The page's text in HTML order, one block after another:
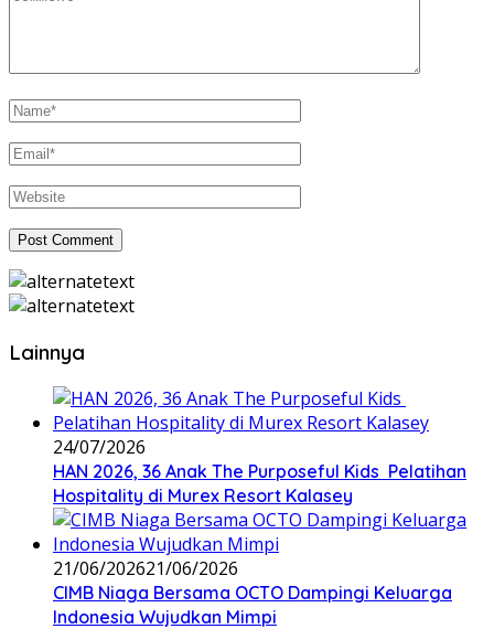
Lainnya
24/07/2026
HAN 2026, 36 Anak The Purposeful Kids Pelatihan
Hospitality di Murex Resort Kalasey
21/06/202621/06/2026
CIMB Niaga Bersama OCTO Dampingi Keluarga
Indonesia Wujudkan Mimpi